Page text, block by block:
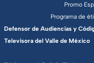
Promo
Programa de
Defensor de Audiencias y
Televisora del Valle de México